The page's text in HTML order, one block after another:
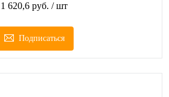
1 620,6 руб. / шт
Подписаться